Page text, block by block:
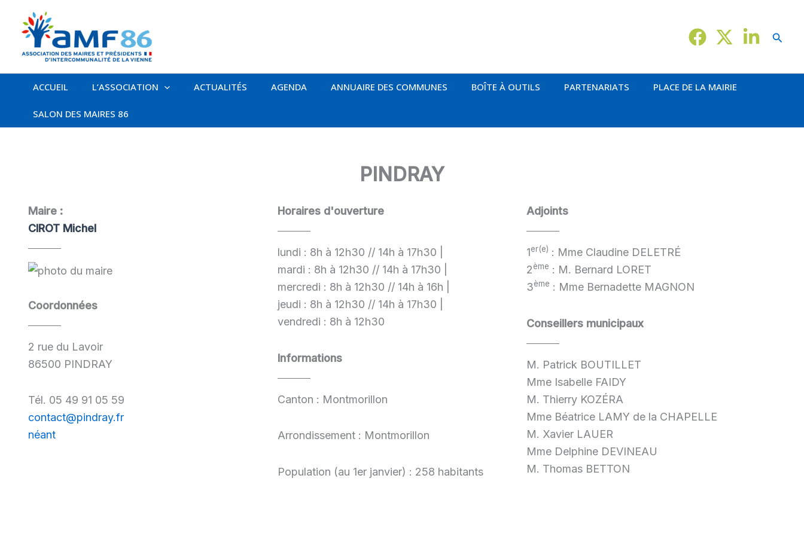
contenu
ACCUEIL L’ASSOCIATION ACTUALITÉS AGENDA ANNUAIRE DES COMMUNES BOÎTE À OUTILS PARTENARIATS PLACE DE LA MAIRIE
SALON DES MAIRES 86
PINDRAY
Maire :
CIROT Michel
Coordonnées
2 rue du Lavoir
86500 PINDRAY
Tél. 05 49 91 05 59
contact@pindray.fr
néant
Horaires d'ouverture
lundi : 8h à 12h30 // 14h à 17h30 |
mardi : 8h à 12h30 // 14h à 17h30 |
mercredi : 8h à 12h30 // 14h à 16h |
jeudi : 8h à 12h30 // 14h à 17h30 |
vendredi : 8h à 12h30
Informations
Canton : Montmorillon
Arrondissement : Montmorillon
Population (au 1er janvier) : 258 habitants
Adjoints
1er(e) : Mme Claudine DELETRÉ
2ème : M. Bernard LORET
3ème : Mme Bernadette MAGNON
Conseillers municipaux
M. Patrick BOUTILLET
Mme Isabelle FAIDY
M. Thierry KOZÉRA
Mme Béatrice LAMY de la CHAPELLE
M. Xavier LAUER
Mme Delphine DEVINEAU
M. Thomas BETTON